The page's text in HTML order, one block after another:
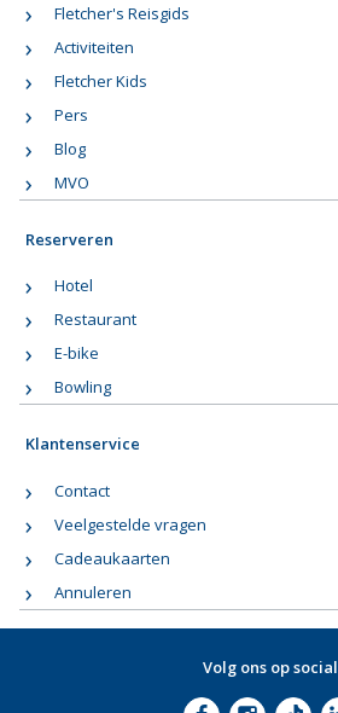
Fletcher's Reisgids
Activiteiten
Fletcher Kids
Pers
Blog
MVO
Reserveren
Hotel
Restaurant
E-bike
Bowling
Klantenservice
Contact
Veelgestelde vragen
Cadeaukaarten
Annuleren
Volg ons op social